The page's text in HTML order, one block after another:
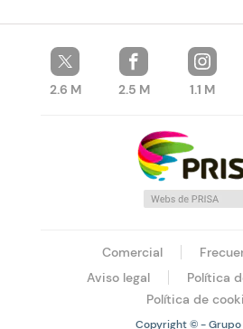
2.6 M 2.5 M 1.1 M
Comercial
Aviso legal
Política
Política de
Copyright © - Grupo